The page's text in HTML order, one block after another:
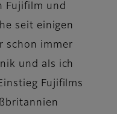
Fujifilm und
seit einigen
schon immer
und als ich
Fujifilms